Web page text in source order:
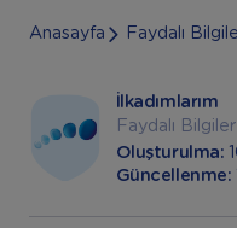
Anasayfa Faydalı
İlkadımlarım
Faydalı Bilgiler
Oluşturulma:
Güncellenme: